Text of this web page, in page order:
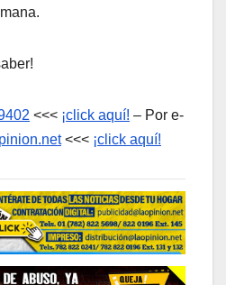
<<< ¡click aquí! – Por e-
<<< ¡click aquí!